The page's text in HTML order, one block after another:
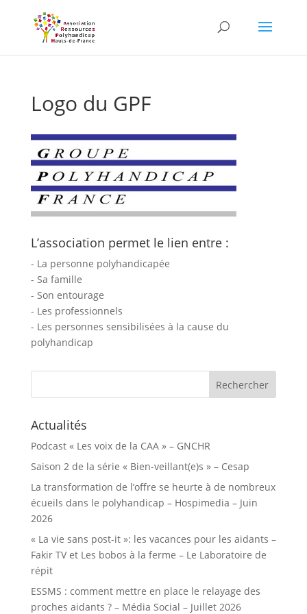
content
Logo du GPF
L’association permet le lien entre :
- La personne polyhandicapée
- Sa famille
- Son entourage
- Les professionnels
- Les personnes sensibilisées à la cause du
polyhandicap
Rechercher :
Actualités
Podcast « Les voix de la CAA » – GNCHR
Saison 2 de la série « Bien-veillant(e)s » – Cesap
La transformation de l’offre se heurte à de nombreux
écueils dans le polyhandicap – Hospimedia – Juin
2026
« La vie sans post-it »: les vacances pour les aidants –
Fakir TV et Les bobos à la ferme – Le Laboratoire de
répit
ESSMS : comment mettre en place le relayage des
proches aidants ? – Média Social – Juillet 2026